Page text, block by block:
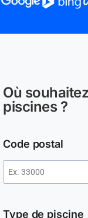
Où
piscines ?
Code postal
Type de piscine